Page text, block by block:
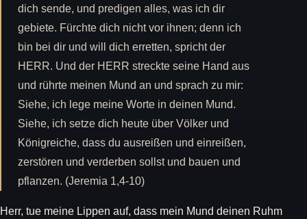
dich sende, und predigen alles, was ich dir
gebiete. Fürchte dich nicht vor ihnen; denn ich
bin bei dir und will dich erretten, spricht der
HERR. Und der HERR streckte seine Hand aus
und rührte meinen Mund an und sprach zu mir:
Siehe, ich lege meine Worte in deinen Mund.
Siehe, ich setze dich heute über Völker und
Königreiche, dass du ausreißen und einreißen,
zerstören und verderben sollst und bauen und
pflanzen. (Jeremia 1,4-10)
Herr, tue meine Lippen auf, dass mein Mund deinen Ruhm